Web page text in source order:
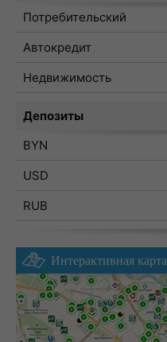
Потребительский
Автокредит
Недвижимость
Депозиты
BYN
USD
RUB
Интерактивная карта